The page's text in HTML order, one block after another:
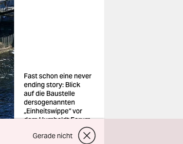
Fast schon eine never
ending story: Blick
auf die Baustelle
dersogenannten
„Einheitswippe“ vor
dem Humboldt Forum
Gerade nicht